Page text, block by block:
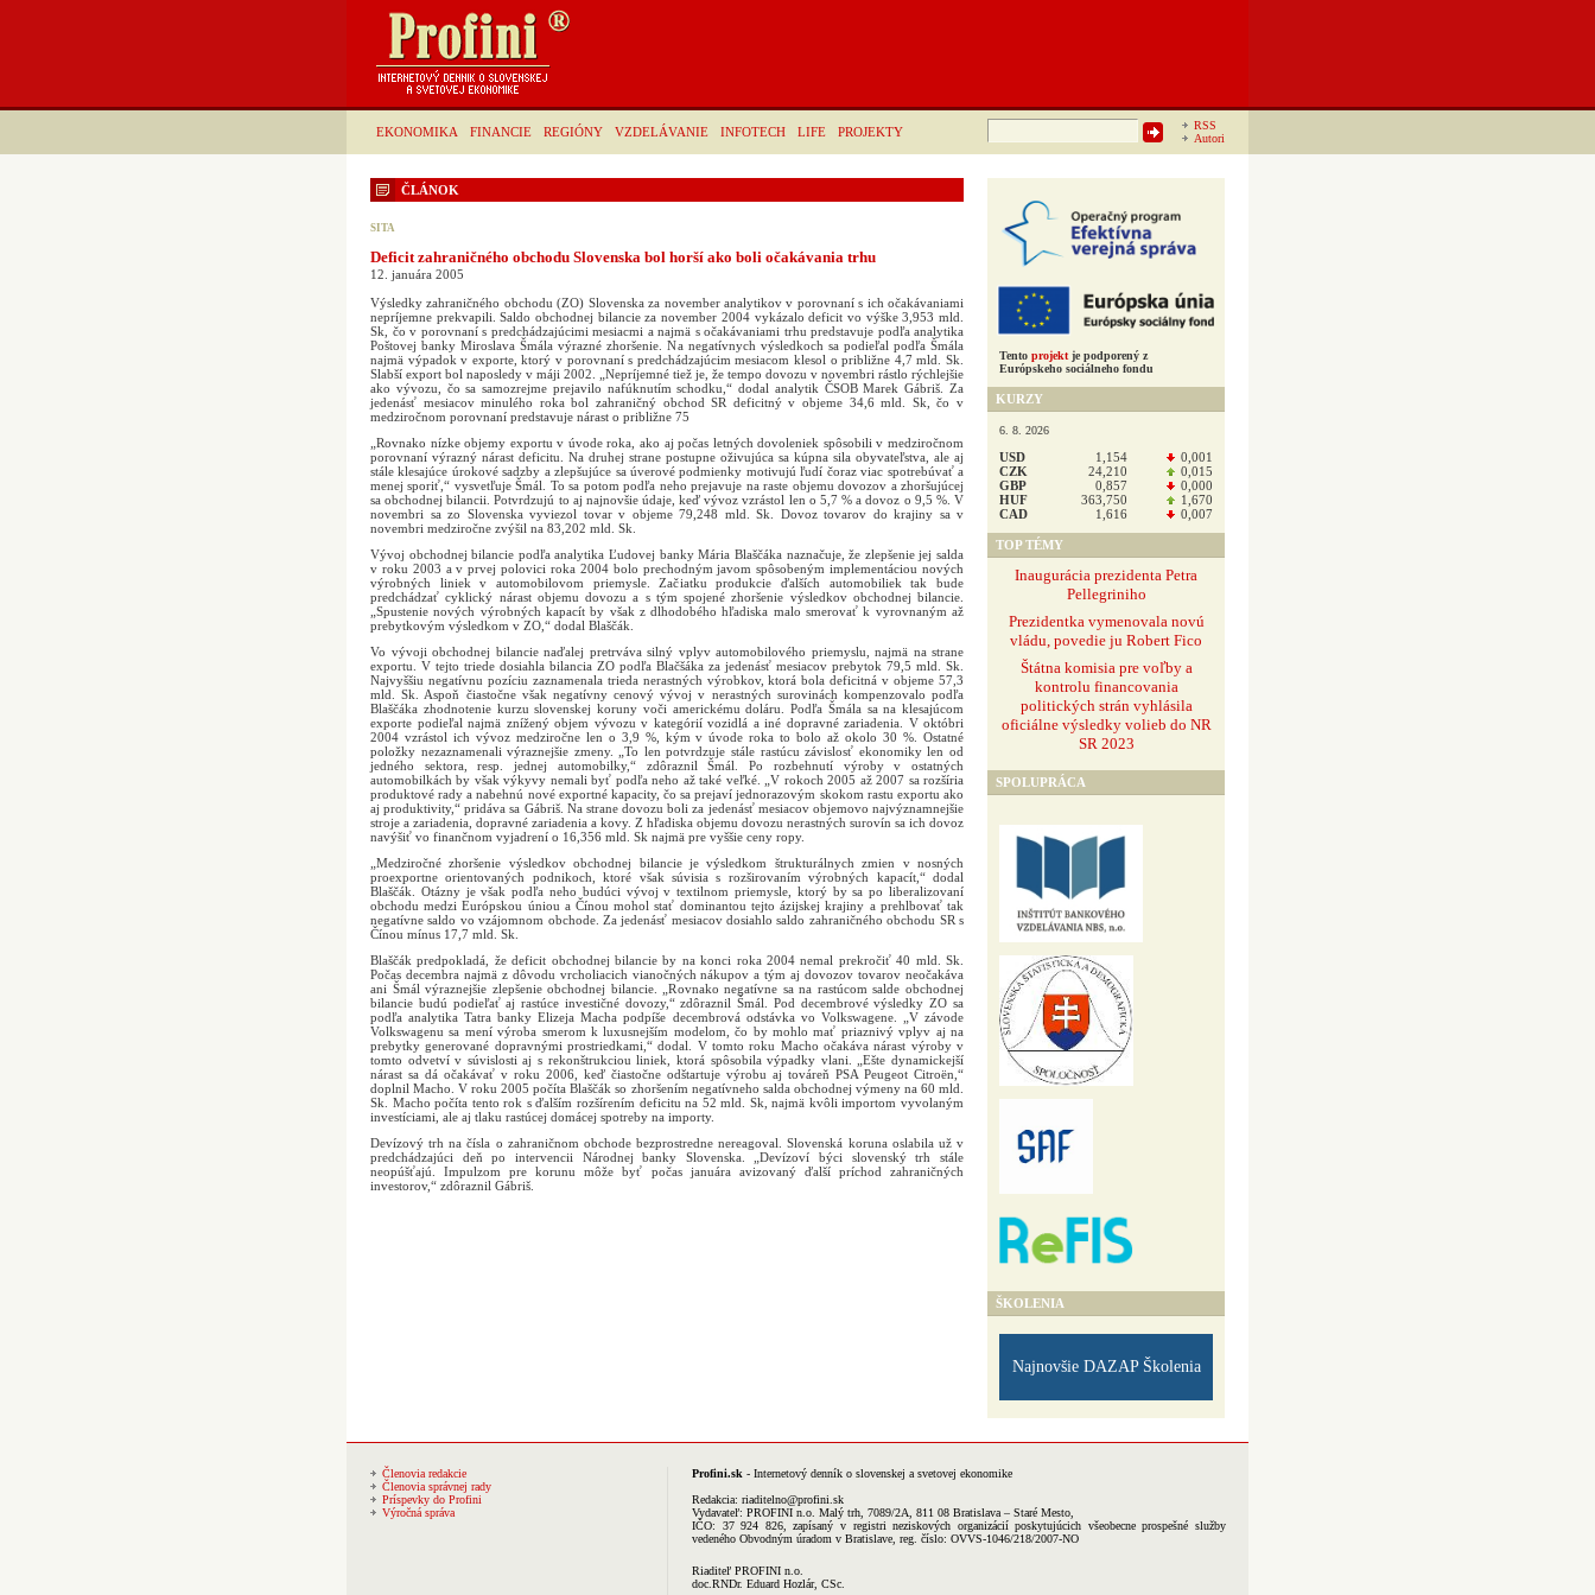
EKONOMIKA FINANCIE REGIÓNY VZDELÁVANIE INFOTECH LIFE PROJEKTY
RSS
Autori
Hľadať:
ČLÁNOK
SITA
Deficit zahraničného obchodu Slovenska bol horší ako boli očakávania trhu
12. januára 2005
Výsledky zahraničného obchodu (ZO) Slovenska za november analytikov v porovnaní s ich očakávaniami
nepríjemne prekvapili. Saldo obchodnej bilancie za november 2004 vykázalo deficit vo výške 3,953 mld.
Sk, čo v porovnaní s predchádzajúcimi mesiacmi a najmä s očakávaniami trhu predstavuje podľa analytika
Poštovej banky Miroslava Šmála výrazné zhoršenie. Na negatívnych výsledkoch sa podieľal podľa Šmála
najmä výpadok v exporte, ktorý v porovnaní s predchádzajúcim mesiacom klesol o približne 4,7 mld. Sk.
Slabší export bol naposledy v máji 2002. „Nepríjemné tiež je, že tempo dovozu v novembri rástlo rýchlejšie
ako vývozu, čo sa samozrejme prejavilo nafúknutím schodku,“ dodal analytik ČSOB Marek Gábriš. Za
jedenásť mesiacov minulého roka bol zahraničný obchod SR deficitný v objeme 34,6 mld. Sk, čo v
medziročnom porovnaní predstavuje nárast o približne 75
„Rovnako nízke objemy exportu v úvode roka, ako aj počas letných dovoleniek spôsobili v medziročnom
porovnaní výrazný nárast deficitu. Na druhej strane postupne oživujúca sa kúpna sila obyvateľstva, ale aj
stále klesajúce úrokové sadzby a zlepšujúce sa úverové podmienky motivujú ľudí čoraz viac spotrebúvať a
menej sporiť,“ vysvetľuje Šmál. To sa potom podľa neho prejavuje na raste objemu dovozov a zhoršujúcej
sa obchodnej bilancii. Potvrdzujú to aj najnovšie údaje, keď vývoz vzrástol len o 5,7 % a dovoz o 9,5 %. V
novembri sa zo Slovenska vyviezol tovar v objeme 79,248 mld. Sk. Dovoz tovarov do krajiny sa v
novembri medziročne zvýšil na 83,202 mld. Sk.
Vývoj obchodnej bilancie podľa analytika Ľudovej banky Mária Blaščáka naznačuje, že zlepšenie jej salda
v roku 2003 a v prvej polovici roka 2004 bolo prechodným javom spôsobeným implementáciou nových
výrobných liniek v automobilovom priemysle. Začiatku produkcie ďalších automobiliek tak bude
predchádzať cyklický nárast objemu dovozu a s tým spojené zhoršenie výsledkov obchodnej bilancie.
„Spustenie nových výrobných kapacít by však z dlhodobého hľadiska malo smerovať k vyrovnaným až
prebytkovým výsledkom v ZO,“ dodal Blaščák.
Vo vývoji obchodnej bilancie naďalej pretrváva silný vplyv automobilového priemyslu, najmä na strane
exportu. V tejto triede dosiahla bilancia ZO podľa Blačšáka za jedenásť mesiacov prebytok 79,5 mld. Sk.
Najvyššiu negatívnu pozíciu zaznamenala trieda nerastných výrobkov, ktorá bola deficitná v objeme 57,3
mld. Sk. Aspoň čiastočne však negatívny cenový vývoj v nerastných surovinách kompenzovalo podľa
Blaščáka zhodnotenie kurzu slovenskej koruny voči americkému doláru. Podľa Šmála sa na klesajúcom
exporte podieľal najmä znížený objem vývozu v kategórií vozidlá a iné dopravné zariadenia. V októbri
2004 vzrástol ich vývoz medziročne len o 3,9 %, kým v úvode roka to bolo až okolo 30 %. Ostatné
položky nezaznamenali výraznejšie zmeny. „To len potvrdzuje stále rastúcu závislosť ekonomiky len od
jedného sektora, resp. jednej automobilky,“ zdôraznil Šmál. Po rozbehnutí výroby v ostatných
automobilkách by však výkyvy nemali byť podľa neho až také veľké. „V rokoch 2005 až 2007 sa rozšíria
produktové rady a nabehnú nové exportné kapacity, čo sa prejaví jednorazovým skokom rastu exportu ako
aj produktivity,“ pridáva sa Gábriš. Na strane dovozu boli za jedenásť mesiacov objemovo najvýznamnejšie
stroje a zariadenia, dopravné zariadenia a kovy. Z hľadiska objemu dovozu nerastných surovín sa ich dovoz
navýšiť vo finančnom vyjadrení o 16,356 mld. Sk najmä pre vyššie ceny ropy.
„Medziročné zhoršenie výsledkov obchodnej bilancie je výsledkom štrukturálnych zmien v nosných
proexportne orientovaných podnikoch, ktoré však súvisia s rozširovaním výrobných kapacít,“ dodal
Blaščák. Otázny je však podľa neho budúci vývoj v textilnom priemysle, ktorý by sa po liberalizovaní
obchodu medzi Európskou úniou a Čínou mohol stať dominantou tejto ázijskej krajiny a prehlbovať tak
negatívne saldo vo vzájomnom obchode. Za jedenásť mesiacov dosiahlo saldo zahraničného obchodu SR s
Čínou mínus 17,7 mld. Sk.
Blaščák predpokladá, že deficit obchodnej bilancie by na konci roka 2004 nemal prekročiť 40 mld. Sk.
Počas decembra najmä z dôvodu vrcholiacich vianočných nákupov a tým aj dovozov tovarov neočakáva
ani Šmál výraznejšie zlepšenie obchodnej bilancie. „Rovnako negatívne sa na rastúcom salde obchodnej
bilancie budú podieľať aj rastúce investičné dovozy,“ zdôraznil Šmál. Pod decembrové výsledky ZO sa
podľa analytika Tatra banky Elizeja Macha podpíše decembrová odstávka vo Volkswagene. „V závode
Volkswagenu sa mení výroba smerom k luxusnejším modelom, čo by mohlo mať priaznivý vplyv aj na
prebytky generované dopravnými prostriedkami,“ dodal. V tomto roku Macho očakáva nárast výroby v
tomto odvetví v súvislosti aj s rekonštrukciou liniek, ktorá spôsobila výpadky vlani. „Ešte dynamickejší
nárast sa dá očakávať v roku 2006, keď čiastočne odštartuje výrobu aj továreň PSA Peugeot Citroën,“
doplnil Macho. V roku 2005 počíta Blaščák so zhoršením negatívneho salda obchodnej výmeny na 60 mld.
Sk. Macho počíta tento rok s ďalším rozšírením deficitu na 52 mld. Sk, najmä kvôli importom vyvolaným
investíciami, ale aj tlaku rastúcej domácej spotreby na importy.
Devízový trh na čísla o zahraničnom obchode bezprostredne nereagoval. Slovenská koruna oslabila už v
predchádzajúci deň po intervencii Národnej banky Slovenska. „Devízoví býci slovenský trh stále
neopúšťajú. Impulzom pre korunu môže byť počas januára avizovaný ďalší príchod zahraničných
investorov,“ zdôraznil Gábriš.
Tento projekt je podporený z
Európskeho sociálneho fondu
KURZY
6. 8. 2026
USD 1,154
0,001
CZK
24,210
0,015
GBP
0,857
0,000
HUF
363,750
1,670
CAD
1,616 0,007
TOP TÉMY
Inaugurácia prezidenta Petra
Pellegriniho
Prezidentka vymenovala novú
vládu, povedie ju Robert Fico
Štátna komisia pre voľby a
kontrolu financovania
politických strán vyhlásila
oficiálne výsledky volieb do NR
SR 2023
SPOLUPRÁCA
ŠKOLENIA
Najnovšie DAZAP Školenia
Členovia redakcie
Členovia správnej rady
Príspevky do Profini
Výročná správa
Profini.sk - Internetový denník o slovenskej a svetovej ekonomike
Redakcia: riaditelno@profini.sk
Vydavateľ: PROFINI n.o. Malý trh, 7089/2A, 811 08 Bratislava – Staré Mesto,
IČO: 37 924 826, zapísaný v registri neziskových organizácií poskytujúcich všeobecne prospešné služby
vedeného Obvodným úradom v Bratislave, reg. číslo: OVVS-1046/218/2007-NO
Riaditeľ PROFINI n.o.
doc.RNDr. Eduard Hozlár, CSc.